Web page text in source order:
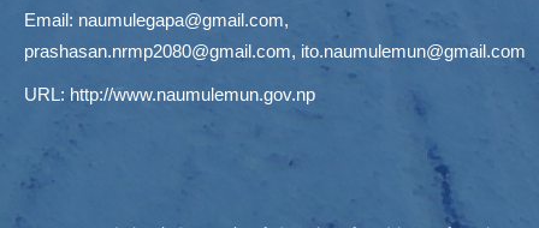
Email: naumulegapa@gmail.com,
prashasan.nrmp2080@gmail.com, ito.naumulemun@gmail.com
URL: http://www.naumulemun.gov.np